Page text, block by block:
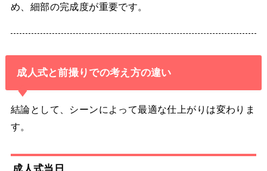
め、細部の完成度が重要です。
成人式と前撮りでの考え方の違い
結論として、シーンによって最適な仕上がりは変わりま
す。
成人式当日